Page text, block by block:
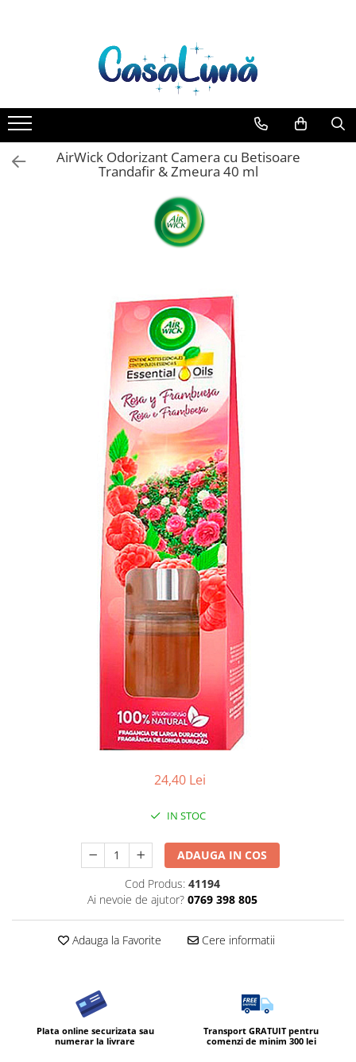
Toate Produsele
Gamma D'ORO Odorizant Cu
Betisoare 120 ml
EYFEL
EYFEL Odorizant Auto 10 ml
EYFEL Spray Odorizant 400 ml
Apret & solutii speciale
Solutie de intretinere textile
Solutii de scos pete
Tablete & Capsule
Produse Dezinfectante-
Produse de uz casnic
Combaterea Insectelor
Diverse produse de uz casnic
Servetele Umede Multisuprfete
Ingrijirea corpului
Bureti/Perie
Ingrijire intima
Lotiune de corp
AirWick Odorizant Camera cu Betisoare
Trandafir & Zmeura 40 ml
24,40 Lei
IN STOC
ADAUGA IN COS
Cod Produs: 41194
Ai nevoie de ajutor? 0769 398 805
Adauga la Favorite Cere informatii
Plata online securizata sau
numerar la livrare
Transport GRATUIT pentru
comenzi de minim 300 lei